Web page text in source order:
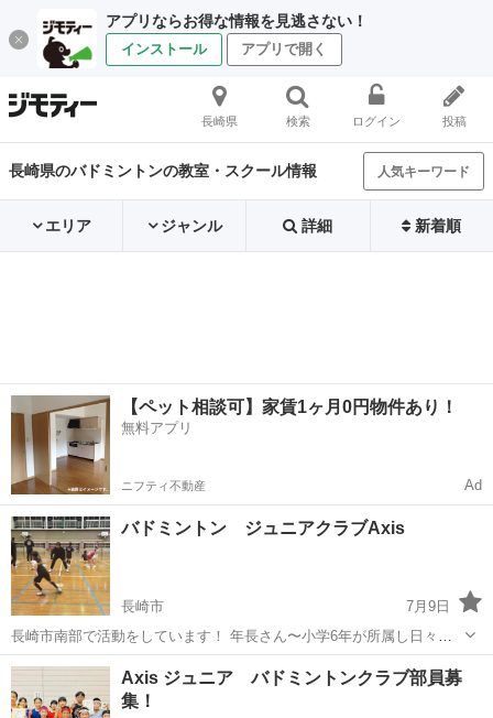
アプリならお得な情報を見逃さない！
インストール アプリで開く
長崎県 検索 ログイン 投稿
長崎県のバドミントンの教室・スクール情報 人気キーワード
エリア ジャンル 詳細 新着順
【ペット相談可】家賃1ヶ月0円物件あり！
無料アプリ
ニフティ不動産 Ad
バドミントン ジュニアクラブAxis
長崎市
7月9日
長崎市南部で活動をしています！ 年長さん〜小学6年が所属し日々練
習に励んでいます☺️ この度、3名ジュニアを卒業するにあたり新メン
バー募集したいと思います❣️ 練習内容 挨拶、ウォーミングアップ、ト
レーニング、手投げ、ノ...
長崎 長崎市 クラブ
Axis ジュニア バドミントンクラブ部員募
集！